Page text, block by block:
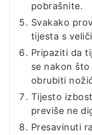
pobrašnite.
Svakako
tijesta s
Pripaziti da
se nakon
obrubiti
Tijesto
previše ne
Presavinuti